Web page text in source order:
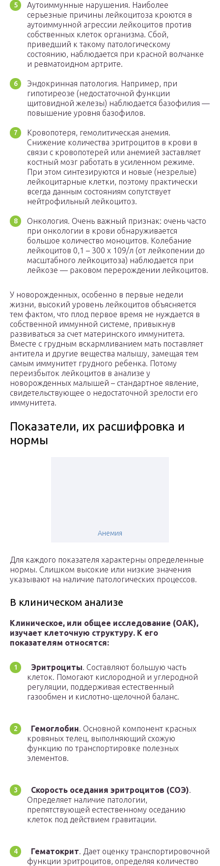
Аутоиммунные нарушения. Наиболее
серьезные причины лейкоцитоза кроются в
аутоиммунной агрессии лейкоцитов против
собственных клеток организма. Сбой,
приведший к такому патологическому
состоянию, наблюдается при красной волчанке
и ревматоидном артрите.
Эндокринная патология. Например, при
гипотиреозе (недостаточной функции
щитовидной железы) наблюдается базофилия —
повышение уровня базофилов.
Кровопотеря, гемолитическая анемия.
Снижение количества эритроцитов в крови в
связи с кровопотерей или анемией заставляет
костный мозг работать в усиленном режиме.
При этом синтезируются и новые (незрелые)
лейкоцитарные клетки, поэтому практически
всегда данным состояниям сопутствует
нейтрофильный лейкоцитоз.
Онкология. Очень важный признак: очень часто
при онкологии в крови обнаруживается
большое количество моноцитов. Колебание
лейкоцитов 0,1 – 300 х 109/л (от лейкопении до
масштабного лейкоцитоза) наблюдается при
лейкозе — раковом перерождении лейкоцитов.
У новорожденных, особенно в первые недели
жизни, высокий уровень лейкоцитов объясняется
тем фактом, что плод первое время не нуждается в
собственной иммунной системе, привыкнув
развиваться за счет материнского иммунитета.
Вместе с грудным вскармливанием мать поставляет
антитела и другие вещества малышу, замещая тем
самым иммунитет грудного ребенка. Потому
переизбыток лейкоцитов в анализе у
новорожденных малышей – стандартное явление,
свидетельствующее о недостаточной зрелости его
иммунитета.
Показатели, их расшифровка и
нормы
Анемия
Для каждого показателя характерны определенные
нормы. Слишком высокие или низкие значения
указывают на наличие патологических процессов.
В клиническом анализе
Клиническое, или общее исследование (ОАК),
изучает клеточную структуру. К его
показателям относятся:
Эритроциты. Составляют большую часть
клеток. Помогают кислородной и углеродной
регуляции, поддерживая естественный
газообмен и кислотно-щелочной баланс.
Гемоглобин. Основной компонент красных
кровяных телец, выполняющий схожую
функцию по транспортировке полезных
элементов.
Скорость оседания эритроцитов (СОЭ).
Определяет наличие патологии,
препятствующей естественному оседанию
клеток под действием гравитации.
Гематокрит. Дает оценку транспортировочной
функции эритроцитов, определяя количество